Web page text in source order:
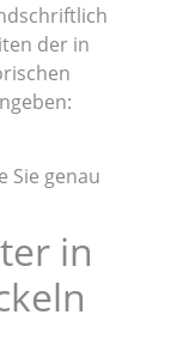
der in
Sie genau
in